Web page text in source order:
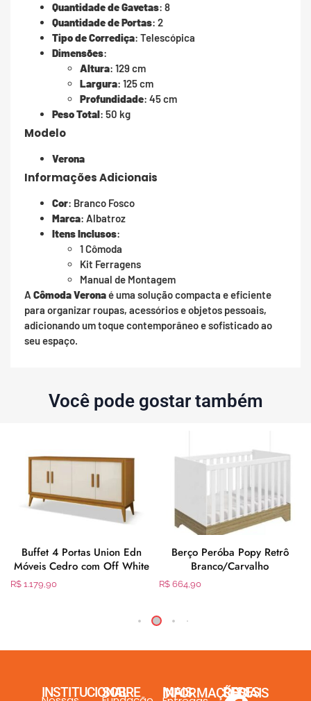
Quantidade de Gavetas: 8
Quantidade de Portas: 2
Tipo de Corrediça: Telescópica
Dimensões:
Altura: 129 cm
Largura: 125 cm
Profundidade: 45 cm
Peso Total: 50 kg
Modelo
Verona
Informações Adicionais
Cor: Branco Fosco
Marca: Albatroz
Itens Inclusos:
1 Cômoda
Kit Ferragens
Manual de Montagem
A Cômoda Veronaé uma solução compacta e eficiente
para organizar roupas, acessórios e objetos pessoais,
adicionando um toque contemporâneo e sofisticado ao
seu espaço.
Você pode gostar também
Buffet 4 Portas Union Edn
Móveis Cedro com Off White
R$ 1.179,90
Berço Peróba Popy Retrô
Branco/Carvalho
R$ 664,90
INSTITUCIONAL
SOBRE MAIS INFORMAÇÕESREDES SOCIAIS